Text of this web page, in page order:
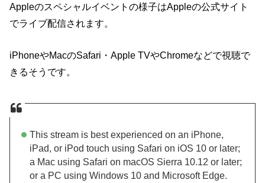
Appleのスペシャルイベントの様子はAppleの公式サイト
でライブ配信されます。
iPhoneやMacのSafari・Apple TVやChromeなどで視聴で
きるそうです。
This stream is best experienced on an iPhone,
iPad, or iPod touch using Safari on iOS 10 or later;
a Mac using Safari on macOS Sierra 10.12 or later;
or a PC using Windows 10 and Microsoft Edge.